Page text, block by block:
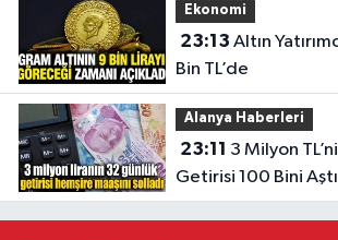
Ekonomi
23:13
Bin TL’de
Alanya Haberleri
23:11
Getirisi 100 Bini Aştı